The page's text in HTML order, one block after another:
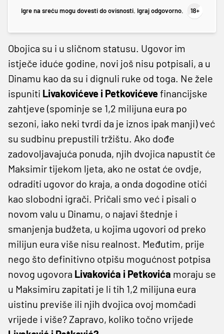
Igre na sreću mogu dovesti do ovisnosti. Igraj odgovorno.
Obojica su i u sličnom statusu. Ugovor im
istječe iduće godine, novi još nisu potpisali, a u
Dinamu kao da su i dignuli ruke od toga. Ne žele
ispuniti Livakovićeve i Petkovićevefinancijske
zahtjeve (spominje se 1,2 milijuna eura po
sezoni, iako neki tvrdi da je iznos ipak manji) već
su sudbinu prepustili tržištu. Ako dođe
zadovoljavajuća ponuda, njih dvojica napustit će
Maksimir tijekom ljeta, ako ne ostat će ovdje,
odraditi ugovor do kraja, a onda dogodine otići
kao slobodni igrači. Pričali smo već i pisali o
novom valu u Dinamu, o najavi štednje i
smanjenja budžeta, u kojima ugovori od preko
milijun eura više nisu realnost. Međutim, prije
nego što definitivno otpišu mogućnost potpisa
novog ugovora Livakovića i Petkovića moraju se
u Maksimiru zapitati je li tih 1,2 milijuna eura
uistinu previše ili njih dvojica ovoj momčadi
vrijede i više? Zapravo, koliko točno vrijede